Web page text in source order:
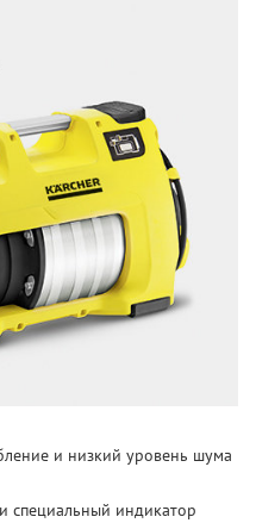
и низкий уровень шума
специальный индикатор